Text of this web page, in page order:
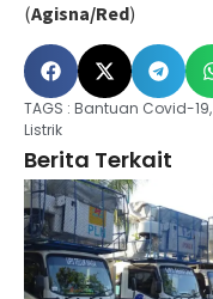
(Agisna/Red)
TAGS : Bantuan Covid-19,
Listrik
Berita Terkait